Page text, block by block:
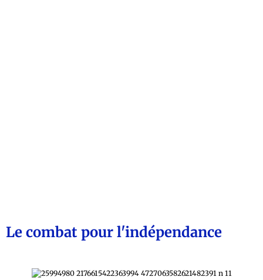
Le combat pour l'indépendance